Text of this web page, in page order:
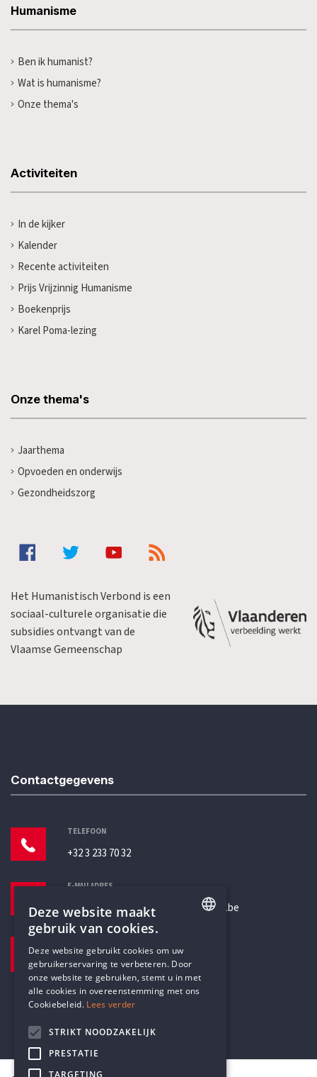
Humanisme
Ben ik humanist?
Wat is humanisme?
Onze thema's
Activiteiten
In de kijker
Kalender
Recente activiteiten
Prijs Vrijzinnig Humanisme
Boekenprijs
Karel Poma-lezing
Onze thema's
Jaarthema
Opvoeden en onderwijs
Gezondheidszorg
Het Humanistisch Verbond is een
sociaal-culturele organisatie die
subsidies ontvangt van de
Vlaamse Gemeenschap
Contactgegevens
TELEFOON
+32 3 233 70 32
E-MAILADRES
secretariaat@humanistischverbond.be
Pottenbrug 4
Antwerpen, 2000
DUTCH
Deze website maakt
gebruik van cookies.
Deze website gebruikt cookies om uw
gebruikerservaring te verbeteren. Door
onze website te gebruiken, stemt u in met
alle cookies in overeenstemming met ons
Cookiebeleid. Lees verder
STRIKT NOODZAKELIJK
PRESTATIE
TARGETING